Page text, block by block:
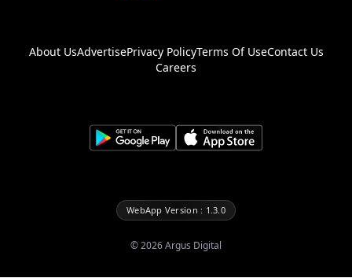
About UsAdvertisePrivacy PolicyTerms Of UseContact Us
Careers
WebApp Version : 1.3.0
©2026Argus Digital